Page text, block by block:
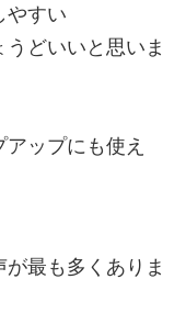
やすい
うどいいと思いま
ップにも使え
最も多くありま